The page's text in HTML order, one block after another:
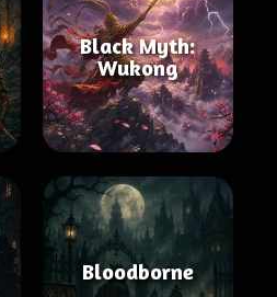
Black Myth:
Wukong
Bloodborne